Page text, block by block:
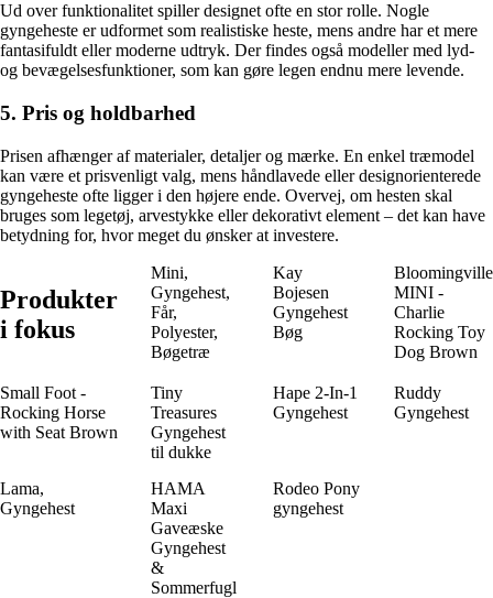
Ud over funktionalitet spiller designet ofte en stor rolle. Nogle
gyngeheste er udformet som realistiske heste, mens andre har et mere
fantasifuldt eller moderne udtryk. Der findes også modeller med lyd-
og bevægelsesfunktioner, som kan gøre legen endnu mere levende.
5. Pris og holdbarhed
Prisen afhænger af materialer, detaljer og mærke. En enkel træmodel
kan være et prisvenligt valg, mens håndlavede eller designorienterede
gyngeheste ofte ligger i den højere ende. Overvej, om hesten skal
bruges som legetøj, arvestykke eller dekorativt element – det kan have
betydning for, hvor meget du ønsker at investere.
Produkter
i fokus
Mini,
Gyngehest,
Får,
Polyester,
Bøgetræ
Kay
Bojesen
Gyngehest
Bøg
Bloomingville
MINI -
Charlie
Rocking Toy
Dog Brown
Small Foot -
Rocking Horse
with Seat Brown
Tiny
Treasures
Gyngehest
til dukke
Hape 2-In-1
Gyngehest
Ruddy
Gyngehest
Lama,
Gyngehest
HAMA
Maxi
Gaveæske
Gyngehest
&
Sommerfugl
Rodeo Pony
gyngehest